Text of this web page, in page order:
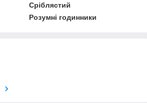
Сріблястий
Розумні годинники